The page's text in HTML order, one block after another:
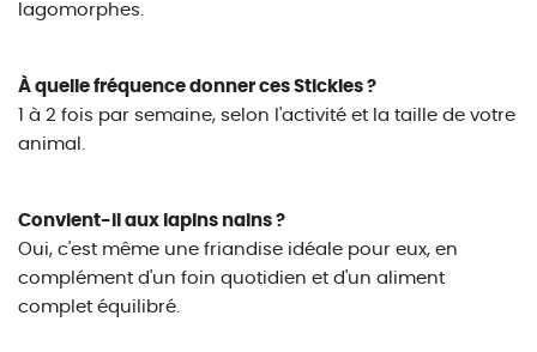
lagomorphes.
À quelle fréquence donner ces Stickles ?
1 à 2 fois par semaine, selon l'activité et la taille de votre
animal.
Convient-il aux lapins nains ?
Oui, c'est même une friandise idéale pour eux, en
complément d'un foin quotidien et d'un aliment
complet équilibré.